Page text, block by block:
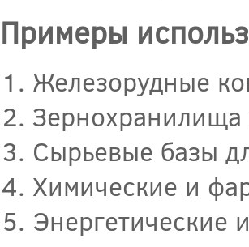
Примеры
Железорудные
Зернохранилища
Сырьевые базы
Химические и
Энергетические